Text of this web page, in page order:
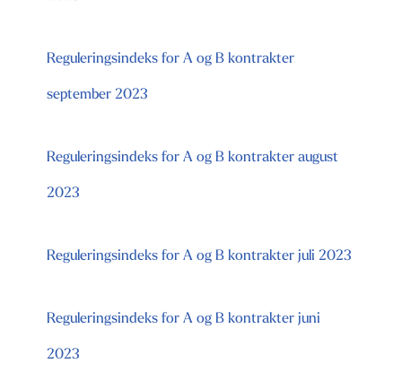
Reguleringsindeks for A og B kontrakter
september 2023
Reguleringsindeks for A og B kontrakter august
2023
Reguleringsindeks for A og B kontrakter juli 2023
Reguleringsindeks for A og B kontrakter juni
2023